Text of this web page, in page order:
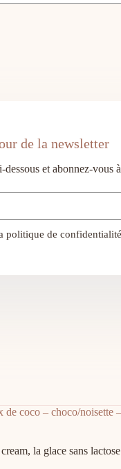
de la newsletter
dessous et abonnez-vous
politique de confidentialité
de coco – choco/noisette
la glace sans